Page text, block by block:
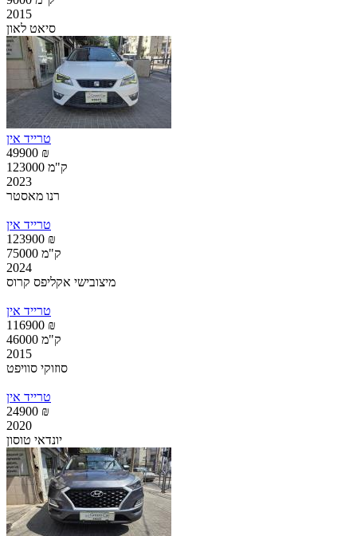
2015
סיאט לאון
טרייד אין
49900 ₪
123000 ק"מ
2023
רנו מאסטר
טרייד אין
123900 ₪
75000 ק"מ
2024
מיצובישי אקליפס קרוס
טרייד אין
116900 ₪
46000 ק"מ
2015
סוזוקי סוויפט
טרייד אין
24900 ₪
2020
יונדאי טוסון